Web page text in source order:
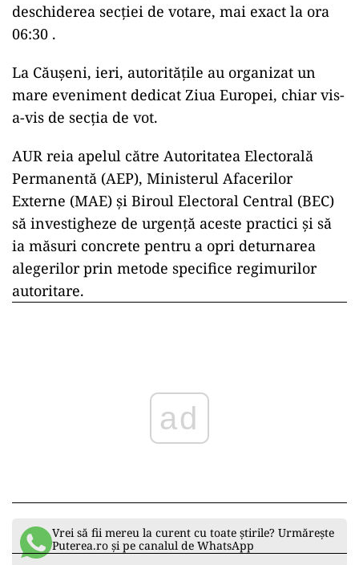
deschiderea secției de votare, mai exact la ora
06:30 .
La Căușeni, ieri, autoritățile au organizat un
mare eveniment dedicat Ziua Europei, chiar vis-
a-vis de secția de vot.
AUR reia apelul către Autoritatea Electorală
Permanentă (AEP), Ministerul Afacerilor
Externe (MAE) și Biroul Electoral Central (BEC)
să investigheze de urgență aceste practici și să
ia măsuri concrete pentru a opri deturnarea
alegerilor prin metode specifice regimurilor
autoritare.
ad
Vrei să fii mereu la curent cu toate știrile? Urmărește
Puterea.ro și pe canalul de WhatsApp